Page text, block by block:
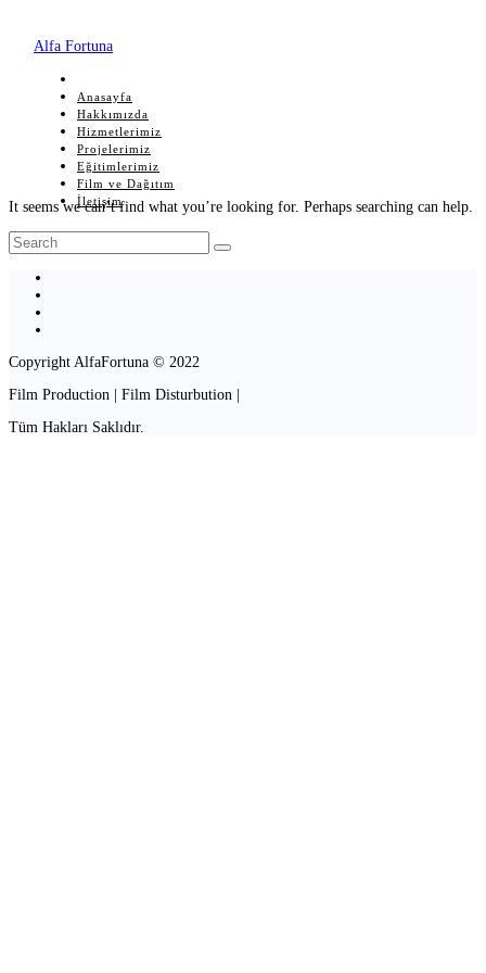
Alfa Fortuna
Anasayfa
Hakkımızda
Hizmetlerimiz
Projelerimiz
Eğitimlerimiz
Film ve Dağıtım
İletişim
It seems we can’t find what you’re looking for. Perhaps searching can help.
Copyright AlfaFortuna © 2022
Film Production | Film Disturbution |
Tüm Hakları Saklıdır.